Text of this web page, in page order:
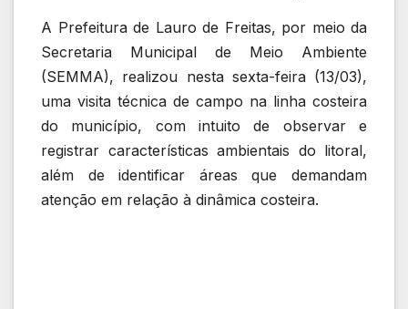
A Prefeitura de Lauro de Freitas, por meio da
Secretaria Municipal de Meio Ambiente
(SEMMA), realizou nesta sexta-feira (13/03),
uma visita técnica de campo na linha costeira
do município, com intuito de observar e
registrar características ambientais do litoral,
além de identificar áreas que demandam
atenção em relação à dinâmica costeira.